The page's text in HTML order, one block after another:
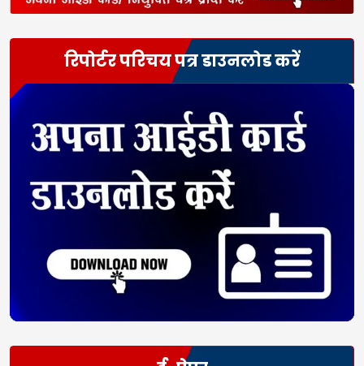
रिपोर्टर परिचय पत्र डाउनलोड करें